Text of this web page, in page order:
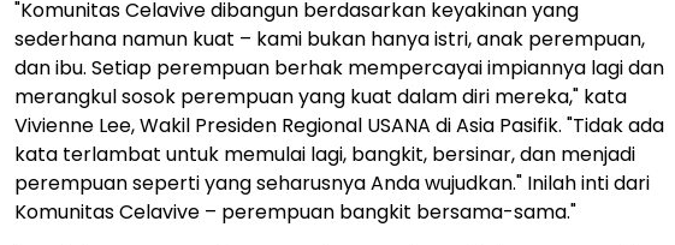
"Komunitas Celavive dibangun berdasarkan keyakinan yang
sederhana namun kuat – kami bukan hanya istri, anak perempuan,
dan ibu. Setiap perempuan berhak mempercayai impiannya lagi dan
merangkul sosok perempuan yang kuat dalam diri mereka," kata
Vivienne Lee, Wakil Presiden Regional USANA di Asia Pasifik. "Tidak ada
kata terlambat untuk memulai lagi, bangkit, bersinar, dan menjadi
perempuan seperti yang seharusnya Anda wujudkan." Inilah inti dari
Komunitas Celavive – perempuan bangkit bersama-sama."